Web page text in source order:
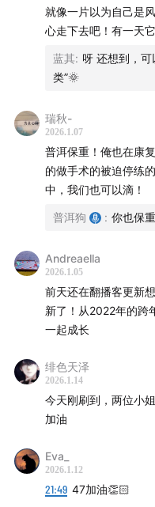
就像一片以为自己是
心走下去吧！有一天
蓝其: 呀 还想到，可
类”🌞
瑞秋-
2026.1.07
普洱保重！俺也在康
的做手术的被迫停练
中，我们也可以滴！
普洱狗 : 你也保
Andreaella
2026.1.05
前天还在翻播客更新
新了！从2022年的跨
一起成长
绯色天泽
2026.1.14
今天刚刷到，两位小
加油
Eva_
2026.1.12
21:49 47加油👏🏻